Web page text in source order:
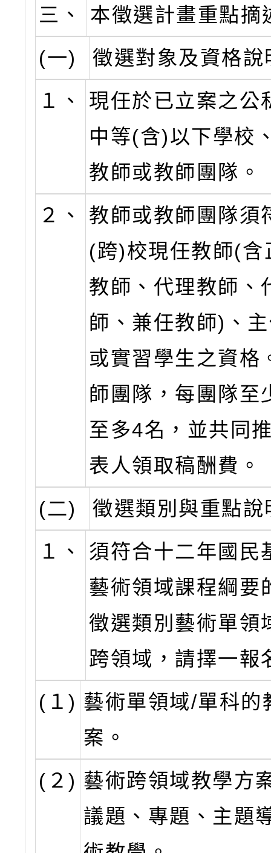
三、
本徵選計畫重點摘
(一)
徵選對象及資格說
１、
現任於已立案之公
中等(含)以下學校
教師或教師團隊。
２、
教師或教師團隊須
(跨)校現任教師(含
教師、代理教師、
師、兼任教師)、
或實習學生之資格
師團隊，每團隊至
至多4名，並共同
表人領取稿酬費。
(二)
徵選類別與重點說
１、
須符合十二年國民
藝術領域課程綱要
徵選類別藝術單領
跨領域，請擇一報
(１) 藝術單領域/單科的
案。
(２) 藝術跨領域教學方
議題、專題、主題